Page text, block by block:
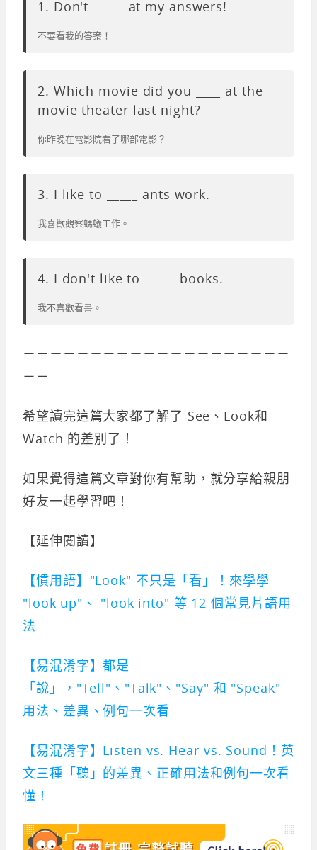
1. Don't _____ at my answers!
不要看我的答案！
2. Which movie did you ____ at the
movie theater last night?
你昨晚在電影院看了哪部電影？
3. I like to _____ ants work.
我喜歡觀察螞蟻工作。
4. I don't like to _____ books.
我不喜歡看書。
－－－－－－－－－－－－－－－－－－－－
－－
希望讀完這篇大家都了解了 See、Look和
Watch 的差別了！
如果覺得這篇文章對你有幫助，就分享給親朋
好友一起學習吧！
【延伸閱讀】
【慣用語】"Look" 不只是「看」！來學學
"look up"、 "look into" 等 12 個常見片語用
法
【易混淆字】都是
「說」，"Tell"、"Talk"、"Say" 和 "Speak"
用法、差異、例句一次看
【易混淆字】Listen vs. Hear vs. Sound！英
文三種「聽」的差異、正確用法和例句一次看
懂！